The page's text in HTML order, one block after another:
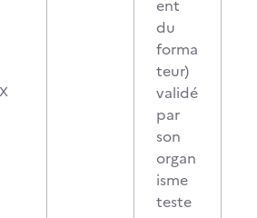
X
ent
du
forma
teur)
validé
par
son
organ
isme
teste